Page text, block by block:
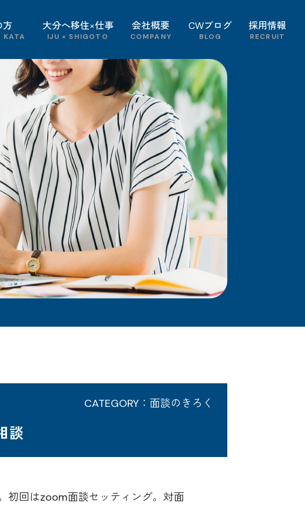
方
KATA
大分へ移住×仕事
IJU × SHIGOTO
会社概要
COMPANY
CWブログ
BLOG
採用情報
RECRUIT
CATEGORY：面談のきろく
談
初回はzoom面談セッティング。対面